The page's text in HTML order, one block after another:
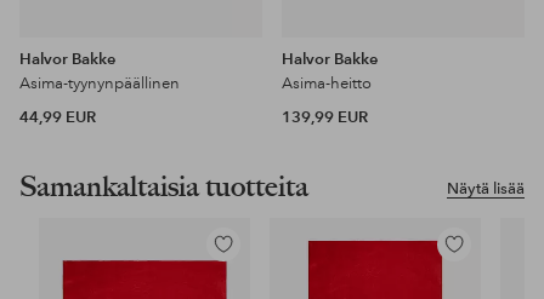
Halvor Bakke
Asima-tyynynpäällinen
44,99 EUR
Halvor Bakke
Asima-heitto
139,99 EUR
Näytä lisää
Samankaltaisia tuotteita
Lisää
Lisää